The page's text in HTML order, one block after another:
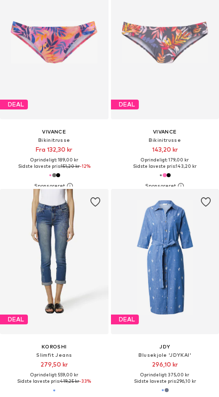
DEAL
VIVANCE
Bikinitrusse
Fra 132,30 kr
Oprindeligt: 189,00 kr
Sidste laveste pris:151,20 kr-12%
DEAL
VIVANCE
Bikinitrusse
143,20 kr
Oprindeligt: 179,00 kr
Sidste laveste pris:143,20 kr
DEAL
KOROSHI
Slimfit Jeans
279,50 kr
Oprindeligt: 559,00 kr
Sidste laveste pris:419,25 kr-33%
DEAL
JDY
Blusekjole 'JDYKAI'
296,10 kr
Oprindeligt: 375,00 kr
Sidste laveste pris:296,10 kr